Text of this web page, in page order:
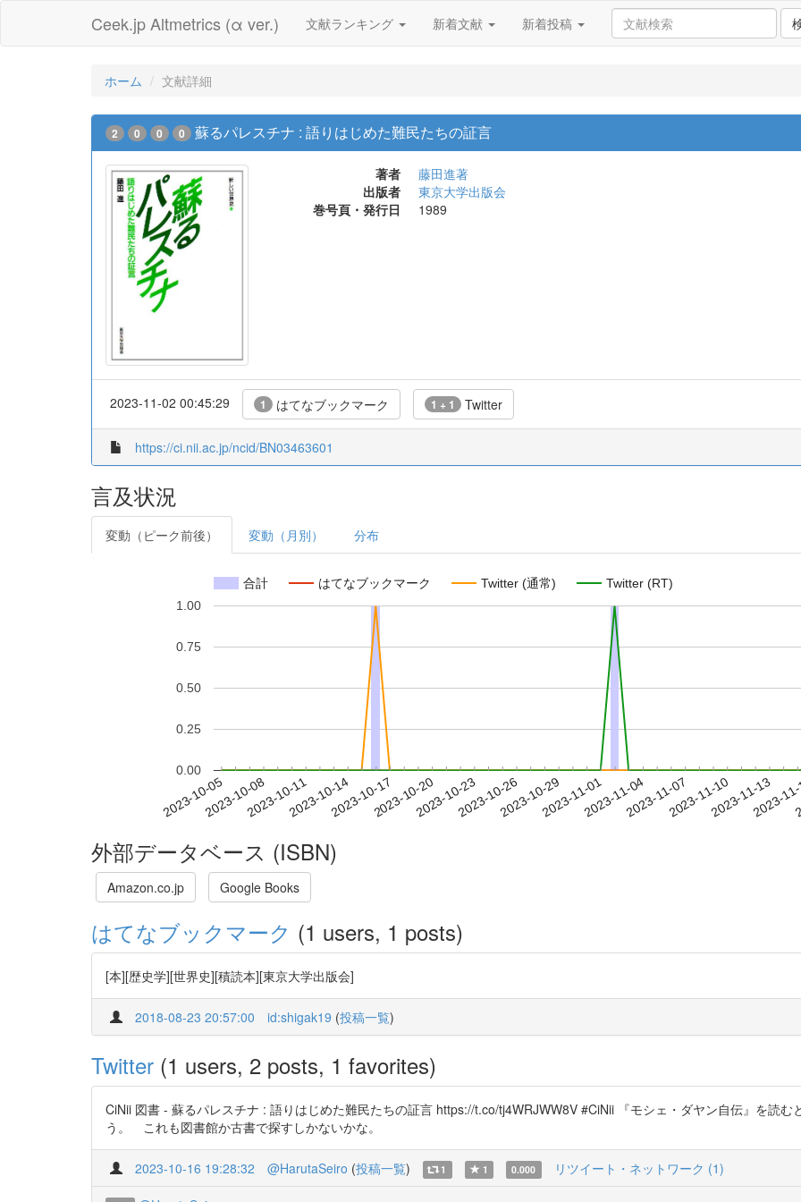
Ceek.jp Altmetrics (α ver.) 文献ランキング 新着文献 新着投稿
ホーム 文献詳細
2 0 0 0 蘇るパレスチナ : 語りはじめた難民たちの証言
著者
藤田進著
出版者
東京大学出版会
巻号頁・発行日
1989
2023-11-02 00:45:29 1 はてなブックマーク 1 + 1 Twitter
https://ci.nii.ac.jp/ncid/BN03463601
言及状況
変動（ピーク前後） 変動（月別） 分布
合計 はてなブックマーク Twitter (通常) Twitter (RT)
2023-10-052023-10-082023-10-112023-10-142023-10-172023-10-202023-10-232023-10-262023-10-292023-11-012023-11-042023-11-072023-11-102023-11-13
2023-
0.00
0.25
0.50
0.75
1.00
外部データベース (ISBN)
Amazon.co.jp Google Books
はてなブックマーク (1 users, 1 posts)
[本][歴史学][世界史][積読本][東京大学出版会]
2018-08-23 20:57:00 id:shigak19 (投稿一覧)
Twitter (1 users, 2 posts, 1 favorites)
CiNii 図書 - 蘇るパレスチナ : 語りはじめた難民たちの証言 https://t.co/tj4WRJWW8V #CiNii 『モシェ・ダヤン自伝』を読む
う。 これも図書館か古書で探すしかないかな。
2023-10-16 19:28:32 @HarutaSeiro (投稿一覧) 1 1 0.000 リツイート・ネットワーク (1)